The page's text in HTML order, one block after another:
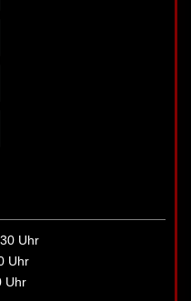
Uhr
Uhr
Uhr